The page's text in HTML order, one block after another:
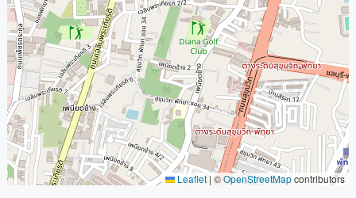
Leaflet | ©OpenStreetMapcontributors